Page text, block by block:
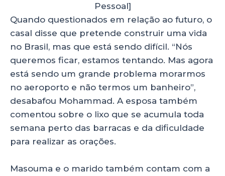
Pessoal]
Quando questionados em relação ao futuro, o
casal disse que pretende construir uma vida
no Brasil, mas que está sendo difícil. “Nós
queremos ficar, estamos tentando. Mas agora
está sendo um grande problema morarmos
no aeroporto e não termos um banheiro”,
desabafou Mohammad. A esposa também
comentou sobre o lixo que se acumula toda
semana perto das barracas e da dificuldade
para realizar as orações.
Masouma e o marido também contam com a